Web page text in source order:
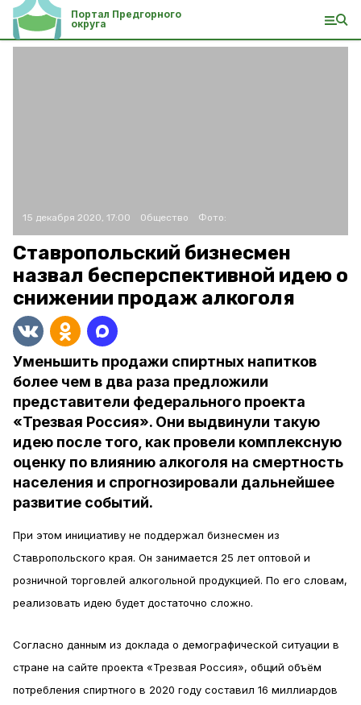
Портал Предгорного
округа
15 декабря 2020, 17:00 Общество Фото:
Ставропольский бизнесмен
назвал бесперспективной идею о
снижении продаж алкоголя
Уменьшить продажи спиртных напитков
более чем в два раза предложили
представители федерального проекта
«Трезвая Россия». Они выдвинули такую
идею после того, как провели комплексную
оценку по влиянию алкоголя на смертность
населения и спрогнозировали дальнейшее
развитие событий.
При этом инициативу не поддержал бизнесмен из
Ставропольского края. Он занимается 25 лет оптовой и
розничной торговлей алкогольной продукцией. По его словам,
реализовать идею будет достаточно сложно.
Согласно данным из доклада о демографической ситуации в
стране на сайте проекта «Трезвая Россия», общий объём
потребления спиртного в 2020 году составил 16 миллиардов